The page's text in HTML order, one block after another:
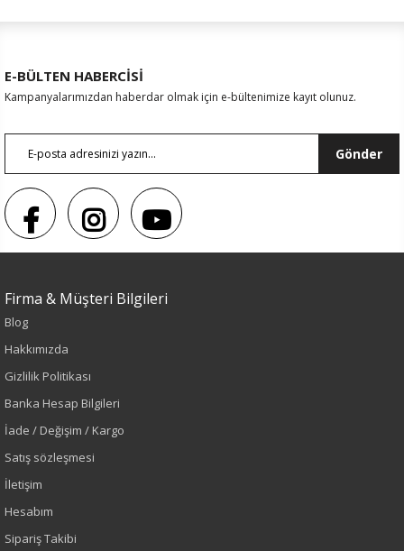
Sezon : YAZLIK
Renk
Ekru
Sezon
İlkbahar-Yaz
Yaş Grubu
E-BÜLTEN HABERCİSİ
Kampanyalarımızdan haberdar olmak için e-bültenimize kayıt olunuz.
Gönder
Firma & Müşteri Bilgileri
Blog
Hakkımızda
Gizlilik Politikası
Banka Hesap Bilgileri
İade / Değişim / Kargo
Satış sözleşmesi
İletişim
Hesabım
Sipariş Takibi